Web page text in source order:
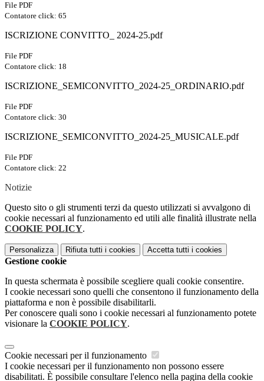
File PDF
Contatore click: 65
ISCRIZIONE CONVITTO_ 2024-25.pdf
File PDF
Contatore click: 18
ISCRIZIONE_SEMICONVITTO_2024-25_ORDINARIO.pdf
File PDF
Contatore click: 30
ISCRIZIONE_SEMICONVITTO_2024-25_MUSICALE.pdf
File PDF
Contatore click: 22
Notizie
Questo sito o gli strumenti terzi da questo utilizzati si avvalgono di
cookie necessari al funzionamento ed utili alle finalità illustrate nella
COOKIE POLICY.
Personalizza Rifiuta tutti i cookies Accetta tutti i cookies
Gestione cookie
In questa schermata è possibile scegliere quali cookie consentire.
I cookie necessari sono quelli che consentono il funzionamento della
piattaforma e non è possibile disabilitarli.
Per conoscere quali sono i cookie necessari al funzionamento potete
visionare la COOKIE POLICY.
Cookie necessari per il funzionamento
I cookie necessari per il funzionamento non possono essere
disabilitati. È possibile consultare l'elenco nella pagina della cookie